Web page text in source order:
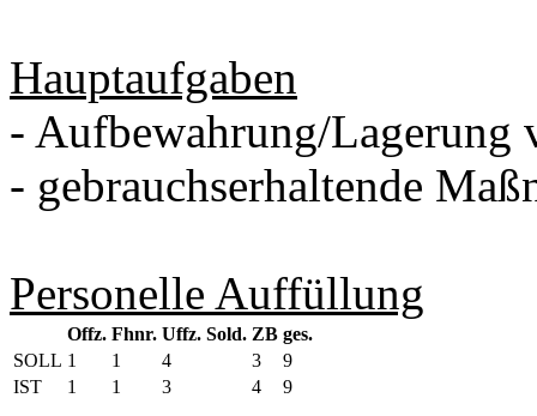
Hauptaufgaben
- Aufbewahrung/
- gebrauchserhaltende
Personelle Auffüllung
Offz. Fhnr. Uffz. Sold. ZB ges.
SOLL 1 1 4 3
9
IST
1 1 3 4 9